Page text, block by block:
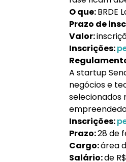
O que:BRDE
Prazo de
Valor:
Inscrições:
A startup
negócios e
Inscrições:
Prazo:28 de
Cargo:área
Salário:de